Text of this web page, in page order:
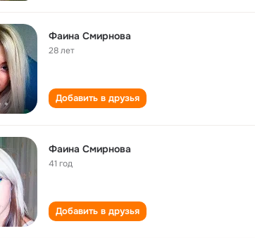
Фаина Смирнова
28 лет
Добавить в друзья
Фаина Смирнова
41 год
Добавить в друзья